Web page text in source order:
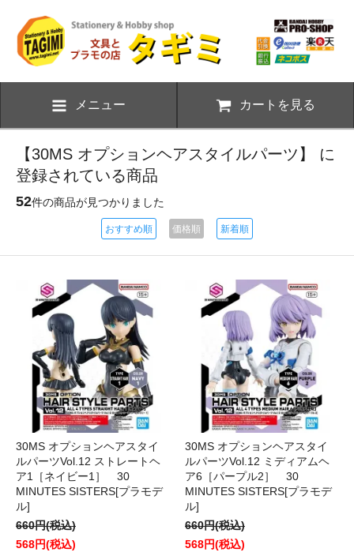
メニュー カートを見る
【30MS オプションヘアスタイルパーツ】 に
登録されている商品
52件の商品が見つかりました
おすすめ順 価格順 新着順
30MS オプションヘアスタイ
ルパーツVol.12 ストレートヘ
ア1［ネイビー1］ 30
MINUTES SISTERS[プラモデ
ル]
660円(税込)
568円(税込)
30MS オプションヘアスタイ
ルパーツVol.12 ミディアムヘ
ア6［パープル2］ 30
MINUTES SISTERS[プラモデ
ル]
660円(税込)
568円(税込)